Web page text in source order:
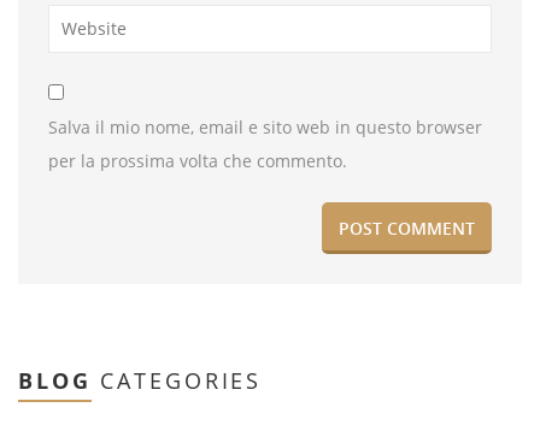
Salva il mio nome, email e sito web in questo browser
per la prossima volta che commento.
BLOG CATEGORIES